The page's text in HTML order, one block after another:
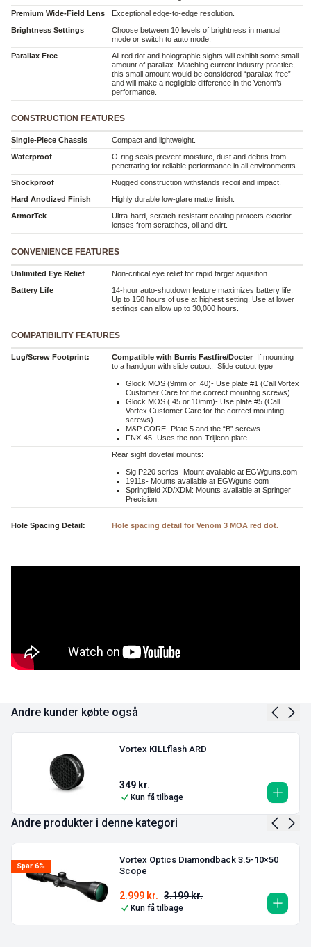
Premium Wide-Field Lens
Exceptional edge-to-edge resolution.
Brightness Settings
Choose between 10 levels of brightness in manual
mode or switch to auto mode.
Parallax Free
All red dot and holographic sights will exhibit some small
amount of parallax. Matching current industry practice,
this small amount would be considered “parallax free”
and will make a negligible difference in the Venom’s
performance.
CONSTRUCTION FEATURES
Single-Piece Chassis
Compact and lightweight.
Waterproof
O-ring seals prevent moisture, dust and debris from
penetrating for reliable performance in all environments.
Shockproof
Rugged construction withstands recoil and impact.
Hard Anodized Finish
Highly durable low-glare matte finish.
ArmorTek
Ultra-hard, scratch-resistant coating protects exterior
lenses from scratches, oil and dirt.
CONVENIENCE FEATURES
Unlimited Eye Relief
Non-critical eye relief for rapid target aquisition.
Battery Life
14-hour auto-shutdown feature maximizes battery life.
Up to 150 hours of use at highest setting. Use at lower
settings can allow up to 30,000 hours.
COMPATIBILITY FEATURES
Lug/Screw Footprint: Compatible with Burris Fastfire/Docter If mounting
to a handgun with slide cutout: Slide cutout type
Glock MOS (9mm or .40)- Use plate #1 (Call Vortex
Customer Care for the correct mounting screws)
Glock MOS (.45 or 10mm)- Use plate #5 (Call
Vortex Customer Care for the correct mounting
screws)
M&P CORE- Plate 5 and the “B” screws
FNX-45- Uses the non-Trijicon plate
Rear sight dovetail mounts:
Sig P220 series- Mount available at EGWguns.com
1911s- Mounts available at EGWguns.com
Springfield XD/XDM: Mounts available at Springer
Precision.
Hole Spacing Detail: Hole spacing detail for Venom 3 MOA red dot.
Andre kunder købte også
Vortex KILLflash ARD
349 kr.
Kun få tilbage
Andre produkter i denne kategori
Spar 6%
Vortex Optics Diamondback 3.5-10×50
Scope
3.199kr.
2.999 kr.
Kun få tilbage